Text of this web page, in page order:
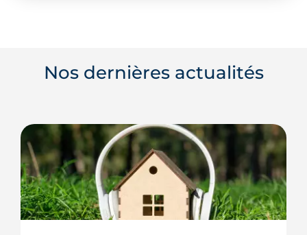
Nos dernières actualités